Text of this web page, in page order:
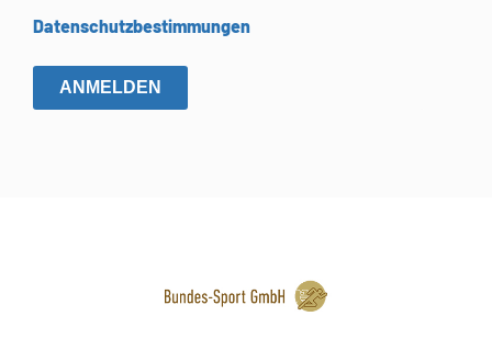
Datenschutzbestimmungen
ANMELDEN